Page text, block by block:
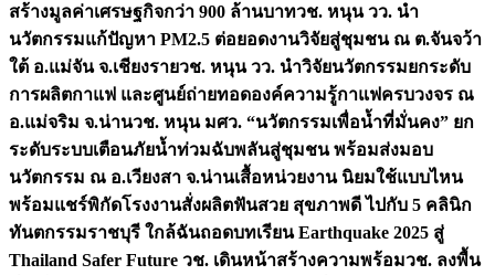
สร้างมูลค่าเศรษฐกิจกว่า 900 ล้านบาทวช. หนุน วว. นำ
นวัตกรรมแก้ปัญหา PM2.5 ต่อยอดงานวิจัยสู่ชุมชน ณ ต.จันจว้า
ใต้ อ.แม่จัน จ.เชียงรายวช. หนุน วว. นำวิจัยนวัตกรรมยกระดับ
การผลิตกาแฟ และศูนย์ถ่ายทอดองค์ความรู้กาแฟครบวงจร ณ
อ.แม่จริม จ.น่านวช. หนุน มศว. “นวัตกรรมเพื่อน้ำที่มั่นคง” ยก
ระดับระบบเตือนภัยน้ำท่วมฉับพลันสู่ชุมชน พร้อมส่งมอบ
นวัตกรรม ณ อ.เวียงสา จ.น่านเสื้อหน่วยงาน นิยมใช้แบบไหน
พร้อมแชร์พิกัดโรงงานสั่งผลิตฟันสวย สุขภาพดี ไปกับ 5 คลินิก
ทันตกรรมราชบุรี ใกล้ฉันถอดบทเรียน Earthquake 2025 สู่
Thailand Safer Future วช. เดินหน้าสร้างความพร้อมวช. ลงพื้น